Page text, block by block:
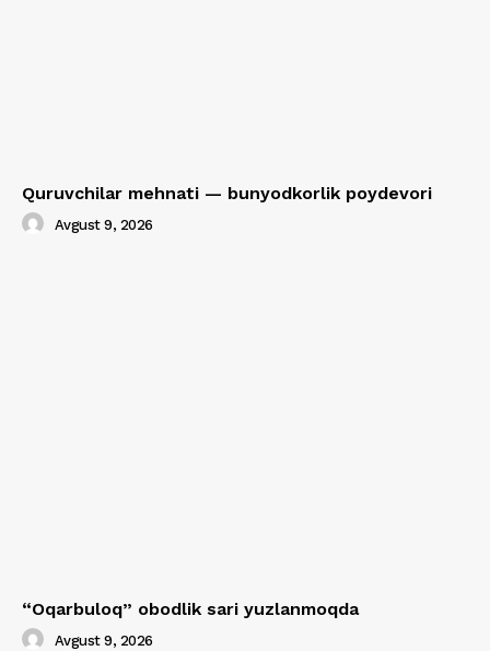
Quruvchilar mehnati — bunyodkorlik poydevori
Avgust 9, 2026
“Oqarbuloq” obodlik sari yuzlanmoqda
Avgust 9, 2026